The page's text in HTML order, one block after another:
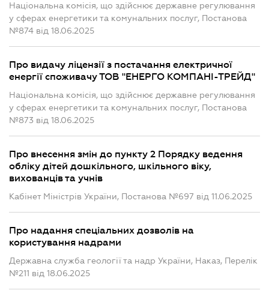
Національна комісія, що здійснює державне регулювання
у сферах енергетики та комунальних послуг, Постанова
№874 від 18.06.2025
Про видачу ліцензії з постачання електричної
енергії споживачу ТОВ "ЕНЕРГО КОМПАНІ-ТРЕЙД"
Національна комісія, що здійснює державне регулювання
у сферах енергетики та комунальних послуг, Постанова
№873 від 18.06.2025
Про внесення змін до пункту 2 Порядку ведення
обліку дітей дошкільного, шкільного віку,
вихованців та учнів
Кабінет Міністрів України, Постанова №697 від 11.06.2025
Про надання спеціальних дозволів на
користування надрами
Державна служба геології та надр України, Наказ, Перелік
№211 від 18.06.2025